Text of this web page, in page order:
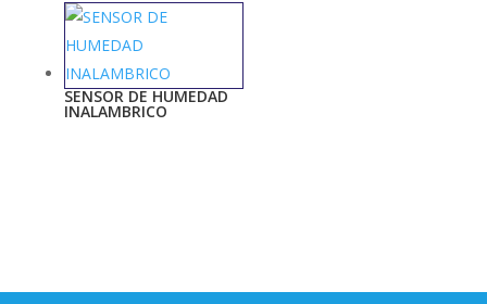
SENSOR DE HUMEDAD
INALAMBRICO